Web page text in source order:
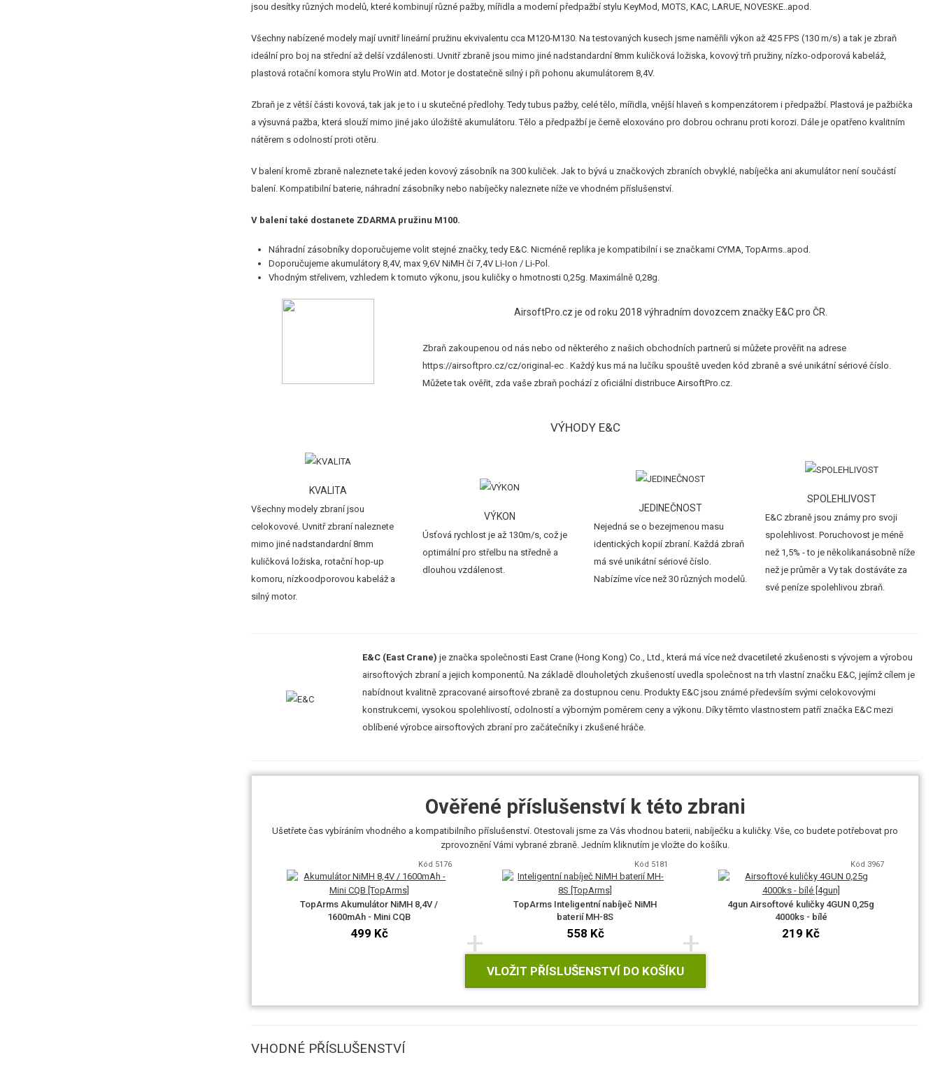
jsou desítky různých modelů, které kombinují různé pažby, mířidla a moderní předpažbí stylu KeyMod, MOTS, KAC, LARUE, NOVESKE..apod.
Všechny nabízené modely mají uvnitř lineární pružinu ekvivalentu cca M120-M130. Na testovaných kusech jsme naměřili výkon až 425 FPS (130 m/s) a tak je zbraň
ideální pro boj na střední až delší vzdálenosti. Uvnitř zbraně jsou mimo jiné nadstandardní 8mm kuličková ložiska, kovový trň pružiny, nízko-odporová kabeláž,
plastová rotační komora stylu ProWin atd. Motor je dostatečně silný i při pohonu akumulátorem 8,4V.
Zbraň je z větší části kovová, tak jak je to i u skutečné předlohy. Tedy tubus pažby, celé tělo, mířidla, vnější hlaveň s kompenzátorem i předpažbí. Plastová je pažbička
a výsuvná pažba, která slouží mimo jiné jako úložiště akumulátoru. Tělo a předpažbí je černě eloxováno pro dobrou ochranu proti korozi. Dále je opatřeno kvalitním
nátěrem s odolností proti otěru.
V balení kromě zbraně naleznete také jeden kovový zásobník na 300 kuliček. Jak to bývá u značkových zbraních obvyklé, nabíječka ani akumulátor není součástí
balení. Kompatibilní baterie, náhradní zásobníky nebo nabíječky naleznete níže ve vhodném příslušenství.
V balení také dostanete ZDARMA pružinu M100.
Náhradní zásobníky doporučujeme volit stejné značky, tedy E&C. Nicméně replika je kompatibilní i se značkami CYMA, TopArms..apod.
Doporučujeme akumulátory 8,4V, max 9,6V NiMH či 7,4V Li-Ion / Li-Pol.
Vhodným střelivem, vzhledem k tomuto výkonu, jsou kuličky o hmotnosti 0,25g. Maximálně 0,28g.
AirsoftPro.cz je od roku 2018 výhradním dovozcem značky E&C pro ČR.
Zbraň zakoupenou od nás nebo od některého z našich obchodních partnerů si můžete prověřit na adrese
https://airsoftpro.cz/cz/original-ec . Každý kus má na lučíku spouště uveden kód zbraně a své unikátní sériové číslo.
Můžete tak ověřit, zda vaše zbraň pochází z oficiální distribuce AirsoftPro.cz.
VÝHODY E&C
KVALITA
Všechny modely zbraní jsou
celokovové. Uvnitř zbraní naleznete
mimo jiné nadstandardní 8mm
kuličková ložiska, rotační hop-up
komoru, nízkoodporovou kabeláž a
silný motor.
VÝKON
Úsťová rychlost je až 130m/s, což je
optimální pro střelbu na středně a
dlouhou vzdálenost.
JEDINEČNOST
Nejedná se o bezejmenou masu
identických kopií zbraní. Každá zbraň
má své unikátní sériové číslo.
Nabízíme více než 30 různých modelů.
SPOLEHLIVOST
E&C zbraně jsou známy pro svoji
spolehlivost. Poruchovost je méně
než 1,5% - to je několikanásobně níže
než je průměr a Vy tak dostáváte za
své peníze spolehlivou zbraň.
E&C (East Crane) je značka společnosti East Crane (Hong Kong) Co., Ltd., která má více než dvacetileté zkušenosti s vývojem a výrobou
airsoftových zbraní a jejich komponentů. Na základě dlouholetých zkušeností uvedla společnost na trh vlastní značku E&C, jejímž cílem je
nabídnout kvalitně zpracované airsoftové zbraně za dostupnou cenu. Produkty E&C jsou známé především svými celokovovými
konstrukcemi, vysokou spolehlivostí, odolností a výborným poměrem ceny a výkonu. Díky těmto vlastnostem patří značka E&C mezi
oblíbené výrobce airsoftových zbraní pro začátečníky i zkušené hráče.
Ověřené příslušenství k této zbrani
Ušetřete čas vybíráním vhodného a kompatibilního příslušenství. Otestovali jsme za Vás vhodnou baterii, nabíječku a kuličky. Vše, co budete potřebovat pro
zprovoznění Vámi vybrané zbraně. Jedním kliknutím je vložte do košíku.
Kód 5176
TopArms Akumulátor NiMH 8,4V /
1600mAh - Mini CQB
499 Kč +
Kód 5181
TopArms Inteligentní nabíječ NiMH
baterií MH-8S
558 Kč +
Kód 3967
4gun Airsoftové kuličky 4GUN 0,25g
4000ks - bílé
219 Kč
VLOŽIT PŘÍSLUŠENSTVÍ DO KOŠÍKU
VHODNÉ PŘÍSLUŠENSTVÍ